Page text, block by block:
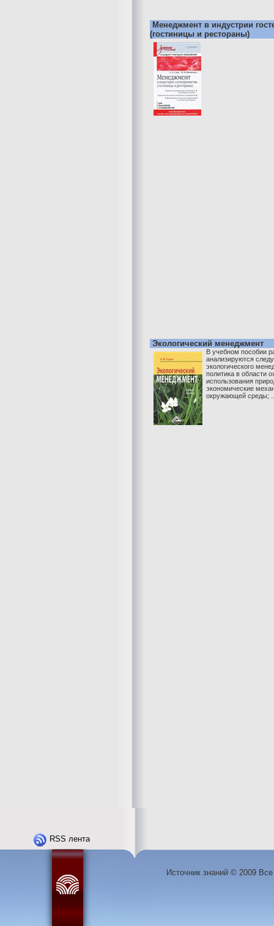
Менеджмент в индустрии
(гостиницы и рестораны)
Экологический менеджмент
В учебном пособии
анализируются
экологического
политика в области
использования
экономические
окружающей среды;
RSS лента
Источник знаний © 2009